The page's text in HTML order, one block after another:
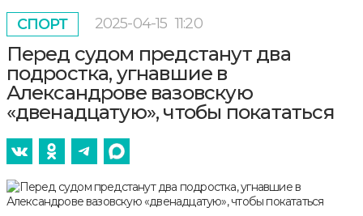
СПОРТ 2025-04-15 11:20
Перед судом предстанут два
подростка, угнавшие в
Александрове вазовскую
«двенадцатую», чтобы покататься